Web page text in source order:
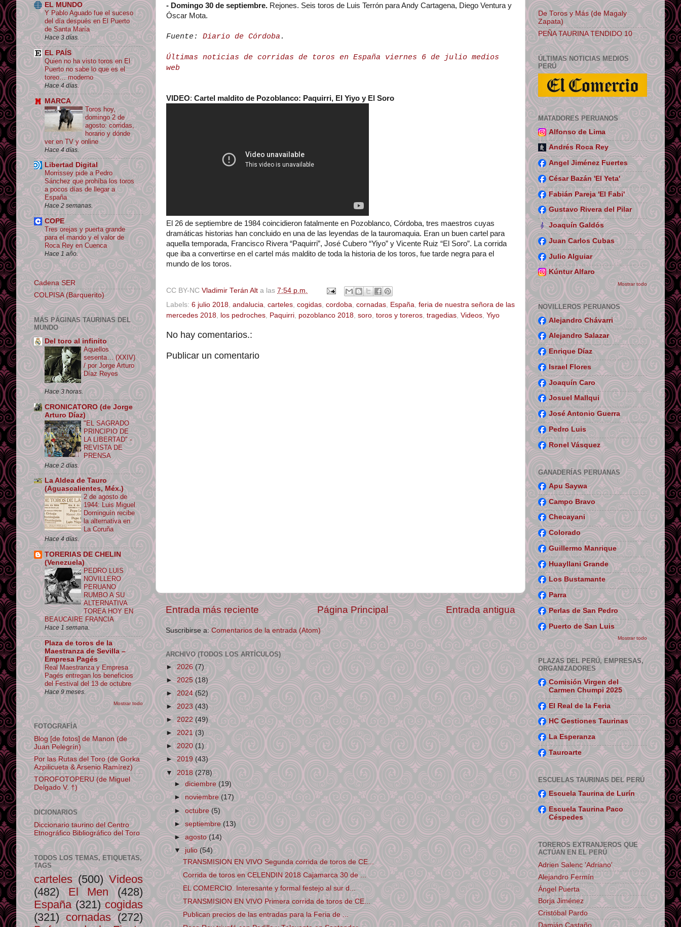
- Domingo 30 de septiembre. Rejones. Seis toros de Luis Terrón para Andy Cartagena, Diego Ventura y
Óscar Mota.
Fuente: Diario de Córdoba .
Últimas noticias de corridas de toros en España viernes 6 de julio medios
web
VIDEO: Cartel maldito de Pozoblanco: Paquirri, El Yiyo y El Soro
El 26 de septiembre de 1984 coincidieron fatalmente en Pozoblanco, Córdoba, tres maestros cuyas
dramáticas historias han concluido en una de las leyendas de la tauromaquia. Eran un buen cartel para
aquella temporada, Francisco Rivera “Paquirri”, José Cubero “Yiyo” y Vicente Ruiz “El Soro”. La corrida
que iba a convertirse en el cartel más maldito de toda la historia de los toros, fue tarde negra para el
mundo de los toros.
CC BY-NC Vladimir Terán Alt a las 7:54 p.m.
Labels: 6 julio 2018 andalucia carteles cogidas cordoba cornadas España feria de nuestra señora de las
mercedes 2018 los pedroches Paquirri pozoblanco 2018 soro toros y toreros tragedias Videos Yiyo
No hay comentarios.:
Publicar un comentario
Entrada más reciente Entrada antigua
Página Principal
Suscribirse a:Comentarios de la entrada (Atom)
ARCHIVO (TODOS LOS ARTÍCULOS)
► 2026 (7)
►2025(18)
► 2024(52)
► 2023 (43)
►2022(49)
► 2021(3)
►2020 (1)
►2019 (43)
▼ 2018 (278)
►diciembre (19)
►noviembre(17)
►octubre(5)
►septiembre(13)
►agosto(14)
▼julio(54)
TRANSMISION EN VIVO Segunda corrida de toros de CE...
Corrida de toros en CELENDIN 2018 Cajamarca 30 de ...
EL COMERCIO. Interesante y formal festejo al sur d...
TRANSMISION EN VIVO Primera corrida de toros de CE...
Publican precios de las entradas para la Feria de ...
EL MUNDO
Y Pablo Aguado fue el suceso
del día después en El Puerto
de Santa María
Hace 3 días.
EL PAÍS
Quien no ha visto toros en El
Puerto no sabe lo que es el
toreo… moderno
Hace 4 días.
MARCA
Toros hoy,
domingo 2 de
agosto: corridas,
horario y dónde
ver en TV y online
Hace 4 días.
Libertad Digital
Morrissey pide a Pedro
Sánchez que prohíba los toros
a pocos días de llegar a
España
Hace 2 semanas.
COPE
Tres orejas y puerta grande
para el mando y el valor de
Roca Rey en Cuenca
Hace 1 año.
Cadena SER
COLPISA (Barquerito)
MÁS PÁGINAS TAURINAS DEL
MUNDO
Del toro al infinito
Aquellos
sesenta… (XXIV)
/ por Jorge Arturo
Díaz Reyes
Hace 3 horas.
CRONICATORO (de Jorge
Arturo Díaz)
"EL SAGRADO
PRINCIPIO DE
LA LIBERTAD" -
REVISTA DE
PRENSA
Hace 2 días.
La Aldea de Tauro
(Aguascalientes, Méx.)
2 de agosto de
1944: Luis Miguel
Dominguín recibe
la alternativa en
La Coruña
Hace 4 días.
TORERIAS DE CHELIN
(Venezuela)
PEDRO LUIS
NOVILLERO
PERUANO
RUMBO A SU
ALTERNATIVA
TOREA HOY EN
BEAUCAIRE FRANCIA
Hace 1 semana.
Plaza de toros de la
Maestranza de Sevilla –
Empresa Pagés
Real Maestranza y Empresa
Pagés entregan los beneficios
del Festival del 13 de octubre
Hace 9 meses.
Mostrar todo
FOTOGRAFÍA
Blog [de fotos] de Manon (de
Juan Pelegrín)
Por las Rutas del Toro (de Gorka
Azpilicueta & Arsenio Ramírez)
TOROFOTOPERU (de Miguel
Delgado V. †)
DICIONARIOS
Diccionario taurino del Centro
Etnográfico Bibliográfico del Toro
TODOS LOS TEMAS, ETIQUETAS,
TAGS
carteles (500) Videos
(482)
El Men
(428)
España (321) cogidas
(321) cornadas (272)
De Toros y Más (de Magaly
Zapata)
PEÑA TAURINA TENDIDO 10
ÚLTIMAS NOTICIAS MEDIOS
PERÚ
MATADORES PERUANOS
Alfonso de Lima
Andrés Roca Rey
Angel Jiménez Fuertes
César Bazán 'El Yeta'
Fabián Pareja 'El Fabi'
Gustavo Rivera del Pilar
Joaquín Galdós
Juan Carlos Cubas
Julio Alguiar
Kúntur Alfaro
Mostrar todo
NOVILLEROS PERUANOS
Alejandro Chávarri
Alejandro Salazar
Enrique Díaz
Israel Flores
Joaquín Caro
Josuel Mallqui
José Antonio Guerra
Pedro Luis
Ronel Vásquez
GANADERÍAS PERUANAS
Apu Saywa
Campo Bravo
Checayani
Colorado
Guillermo Manrique
Huayllani Grande
Los Bustamante
Parra
Perlas de San Pedro
Puerto de San Luis
Mostrar todo
PLAZAS DEL PERÚ, EMPRESAS,
ORGANIZADORES
Comisión Virgen del
Carmen Chumpi 2025
El Real de la Feria
HC Gestiones Taurinas
La Esperanza
Tauroarte
ESCUELAS TAURINAS DEL PERÚ
Escuela Taurina de Lurín
Escuela Taurina Paco
Céspedes
TOREROS EXTRANJEROS QUE
ACTÚAN EN EL PERÚ
Adrien Salenc 'Adriano'
Alejandro Fermín
Ángel Puerta
Borja Jiménez
Cristóbal Pardo
Damián Castaño